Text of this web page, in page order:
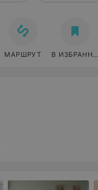
МАРШРУТ В ИЗБРАННОЕ